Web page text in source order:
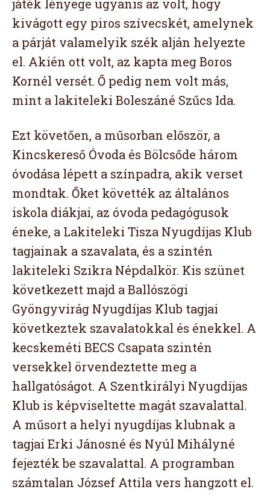
játék lényege ugyanis az volt, hogy
kivágott egy piros szívecskét, amelynek
a párját valamelyik szék alján helyezte
el. Akién ott volt, az kapta meg Boros
Kornél versét. Ő pedig nem volt más,
mint a lakiteleki Boleszáné Szűcs Ida.
Ezt követően, a műsorban először, a
Kincskereső Óvoda és Bölcsőde három
óvodása lépett a színpadra, akik verset
mondtak. Őket követték az általános
iskola diákjai, az óvoda pedagógusok
éneke, a Lakiteleki Tisza Nyugdíjas Klub
tagjainak a szavalata, és a szintén
lakiteleki Szikra Népdalkör. Kis szünet
következett majd a Ballószögi
Gyöngyvirág Nyugdíjas Klub tagjai
következtek szavalatokkal és énekkel. A
kecskeméti BECS Csapata szintén
versekkel örvendeztette meg a
hallgatóságot. A Szentkirályi Nyugdíjas
Klub is képviseltette magát szavalattal.
A műsort a helyi nyugdíjas klubnak a
tagjai Erki Jánosné és Nyúl Mihályné
fejezték be szavalattal. A programban
számtalan József Attila vers hangzott el.